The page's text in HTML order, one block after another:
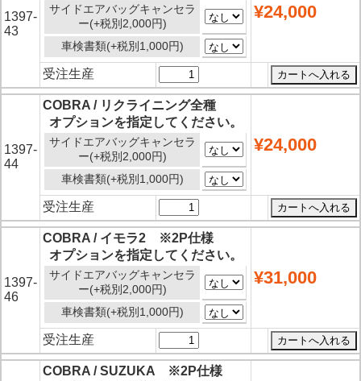
1397-
43
サイドエアバッグキャンセラ
ー(+税別2,000円)
車検書類(+税別1,000円)
¥24,000
受注生産
1397-
44
COBRA / リクライニング全種
オプションを指定してください。
サイドエアバッグキャンセラ
ー(+税別2,000円)
車検書類(+税別1,000円)
¥24,000
受注生産
1397-
46
COBRA / イモラ2 ※2P仕様
オプションを指定してください。
サイドエアバッグキャンセラ
ー(+税別2,000円)
車検書類(+税別1,000円)
¥31,000
受注生産
COBRA / SUZUKA ※2P仕様